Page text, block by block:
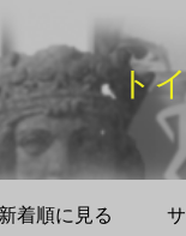
ト
新着順に見る